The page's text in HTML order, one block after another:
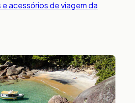
e acessórios de viagem da